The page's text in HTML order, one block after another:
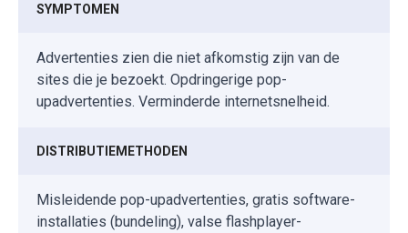
SYMPTOMEN
Advertenties zien die niet afkomstig zijn van de
sites die je bezoekt. Opdringerige pop-
upadvertenties. Verminderde internetsnelheid.
DISTRIBUTIEMETHODEN
Misleidende pop-upadvertenties, gratis software-
installaties (bundeling), valse flashplayer-